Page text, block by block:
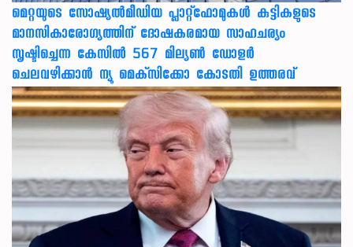
മെറ്റയുടെ സോഷ്യല്‍മീഡിയ പ്ലാറ്റ്‌ഫോമുകള്‍ കുട്ടികളുടെ
മാനസികാരോഗ്യത്തിന് ദോഷകരമായ സാഹചര്യം
സൃഷ്ടിച്ചെന്ന കേസില്‍ 567 മില്യണ്‍ ഡോളര്‍
ചെലവഴിക്കാന്‍ ന്യൂ മെക്‌സിക്കോ കോടതി ഉത്തരവ്